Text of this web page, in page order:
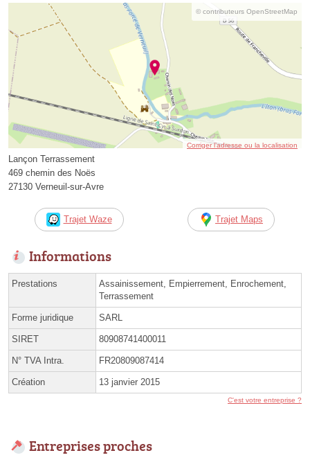
© contributeurs OpenStreetMap
Corriger l’adresse ou la localisation
Lançon Terrassement
469 chemin des Noës
27130 Verneuil-sur-Avre
Trajet Waze Trajet Maps
Informations
Prestations
Assainissement, Empierrement, Enrochement,
Terrassement
Forme juridique SARL
SIRET 80908741400011
N° TVA Intra. FR20809087414
Création 13 janvier 2015
C'est votre entreprise ?
Entreprises proches